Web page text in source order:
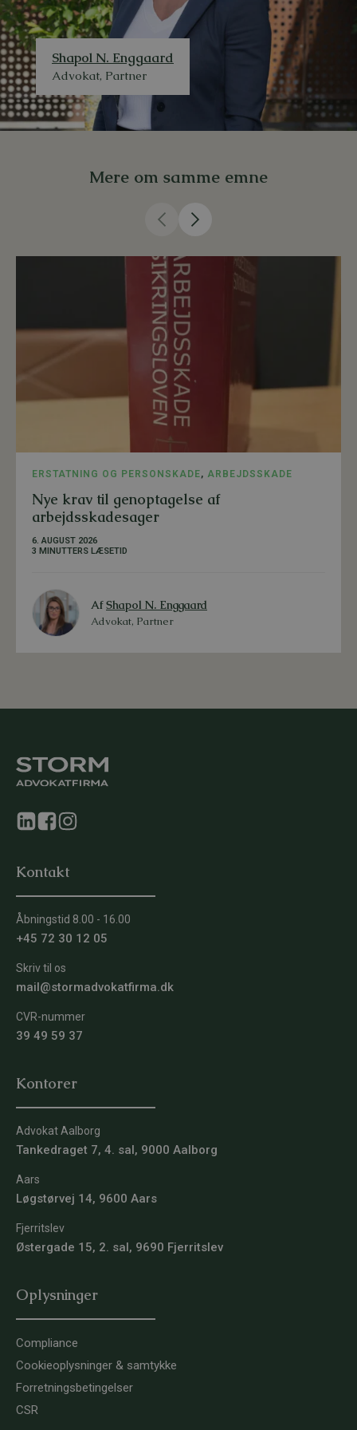
Shapol N. Enggaard
Advokat, Partner
Mere om samme emne
ERSTATNING OG PERSONSKADE, ARBEJDSSKADE
Nye krav til genoptagelse af
arbejdsskadesager
6. AUGUST 2026
3 MINUTTERS LÆSETID
AfShapol N. Enggaard
Advokat, Partner
Kontakt
Åbningstid 8.00 - 16.00
+45 72 30 12 05
Skriv til os
mail@stormadvokatfirma.dk
CVR-nummer
39 49 59 37
Kontorer
Advokat Aalborg
Tankedraget 7, 4. sal, 9000 Aalborg
Aars
Løgstørvej 14, 9600 Aars
Fjerritslev
Østergade 15, 2. sal, 9690 Fjerritslev
Oplysninger
Compliance
Cookieoplysninger & samtykke
Forretningsbetingelser
CSR